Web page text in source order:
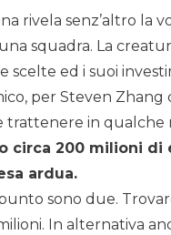
rivela senz’altro la
squadra. La
scelte ed i suoi
per Steven
trattenere in
circa 200 milioni
ardua.
sono due.
In alternativa